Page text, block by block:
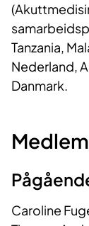
Tanzania,
Nederland,
Danmark.
Caroline